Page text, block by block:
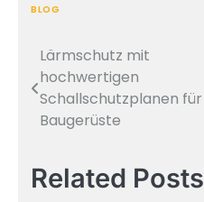
BLOG
Post
navigation
Lärmschutz mit
hochwertigen
Schallschutzplanen für
Baugerüste
Related Posts